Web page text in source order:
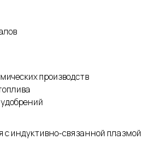
производств
индуктивно-связанной плазмой